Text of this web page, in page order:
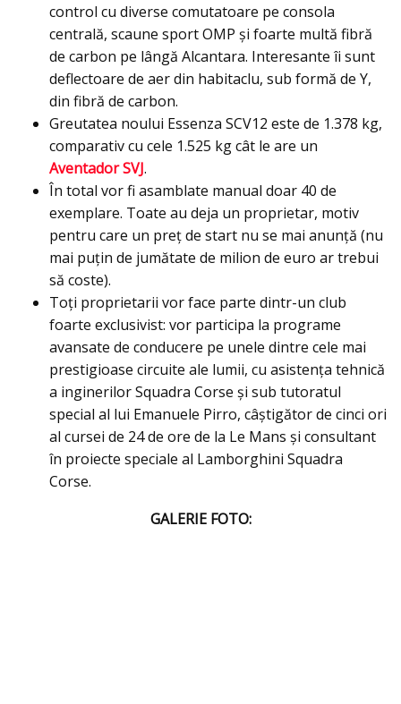
control cu diverse comutatoare pe consola
centrală, scaune sport OMP şi foarte multă fibră
de carbon pe lângă Alcantara. Interesante îi sunt
deflectoare de aer din habitaclu, sub formă de Y,
din fibră de carbon.
Greutatea noului Essenza SCV12 este de 1.378 kg,
comparativ cu cele 1.525 kg cât le are un
Aventador SVJ.
În total vor fi asamblate manual doar 40 de
exemplare. Toate au deja un proprietar, motiv
pentru care un preţ de start nu se mai anunţă (nu
mai puţin de jumătate de milion de euro ar trebui
să coste).
Toţi proprietarii vor face parte dintr-un club
foarte exclusivist: vor participa la programe
avansate de conducere pe unele dintre cele mai
prestigioase circuite ale lumii, cu asistența tehnică
a inginerilor Squadra Corse și sub tutoratul
special al lui Emanuele Pirro, câștigător de cinci ori
al cursei de 24 de ore de la Le Mans și consultant
în proiecte speciale al Lamborghini Squadra
Corse.
GALERIE FOTO: